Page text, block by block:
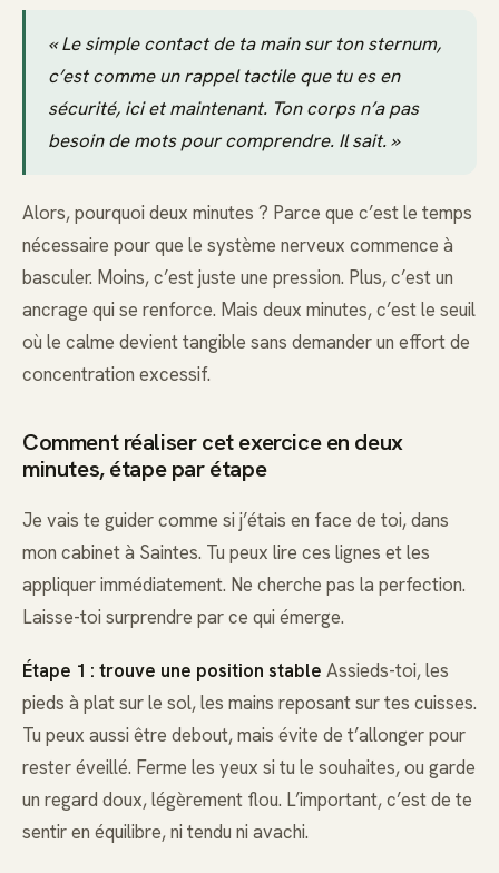
« Le simple contact de ta main sur ton sternum,
c’est comme un rappel tactile que tu es en
sécurité, ici et maintenant. Ton corps n’a pas
besoin de mots pour comprendre. Il sait. »
Alors, pourquoi deux minutes ? Parce que c’est le temps
nécessaire pour que le système nerveux commence à
basculer. Moins, c’est juste une pression. Plus, c’est un
ancrage qui se renforce. Mais deux minutes, c’est le seuil
où le calme devient tangible sans demander un effort de
concentration excessif.
Comment réaliser cet exercice en deux
minutes, étape par étape
Je vais te guider comme si j’étais en face de toi, dans
mon cabinet à Saintes. Tu peux lire ces lignes et les
appliquer immédiatement. Ne cherche pas la perfection.
Laisse-toi surprendre par ce qui émerge.
Étape 1 : trouve une position stable Assieds-toi, les
pieds à plat sur le sol, les mains reposant sur tes cuisses.
Tu peux aussi être debout, mais évite de t’allonger pour
rester éveillé. Ferme les yeux si tu le souhaites, ou garde
un regard doux, légèrement flou. L’important, c’est de te
sentir en équilibre, ni tendu ni avachi.